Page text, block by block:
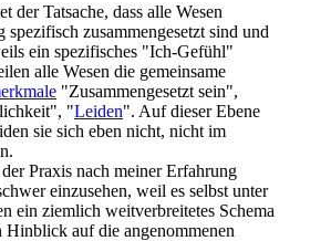
der Tatsache, dass alle Wesen
spezifisch zusammengesetzt sind und
ein spezifisches "Ich-Gefühl"
alle Wesen die gemeinsame
"Zusammengesetzt sein",
"Leiden". Auf dieser Ebene
sie sich eben nicht, nicht im
Praxis nach meiner Erfahrung
einzusehen, weil es selbst unter
ein ziemlich weitverbreitetes Schema
Hinblick auf die angenommenen